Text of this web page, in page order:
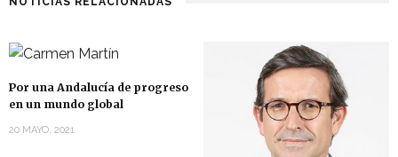
Por una Andalucía de progreso
en un mundo global
20 MAYO, 2021